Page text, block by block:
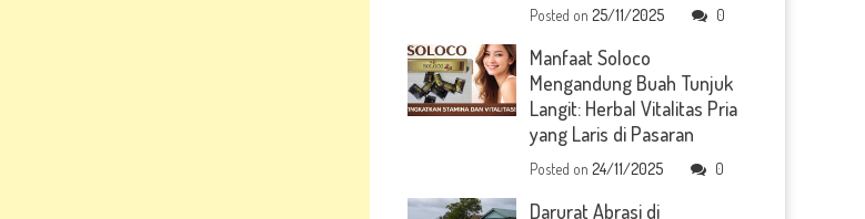
Posted on25/11/2025 0
Manfaat Soloco
Mengandung Buah Tunjuk
Langit: Herbal Vitalitas Pria
yang Laris di Pasaran
Posted on24/11/2025 0
Darurat Abrasi di